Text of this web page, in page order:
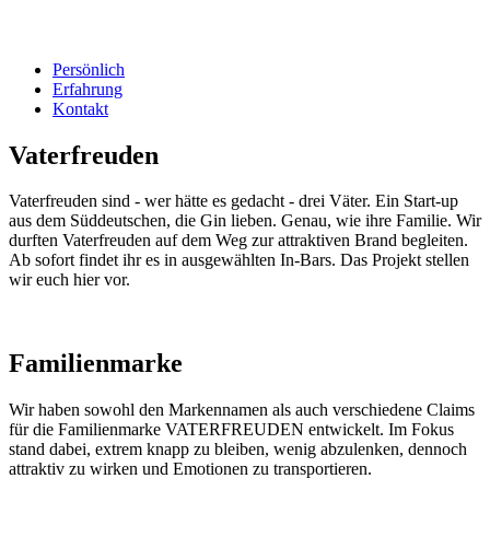
Persönlich
Erfahrung
Kontakt
Vaterfreuden
Vaterfreuden sind - wer hätte es gedacht - drei Väter. Ein Start-up
aus dem Süddeutschen, die Gin lieben. Genau, wie ihre Familie. Wir
durften Vaterfreuden auf dem Weg zur attraktiven Brand begleiten.
Ab sofort findet ihr es in ausgewählten In-Bars. Das Projekt stellen
wir euch hier vor.
Familienmarke
Wir haben sowohl den Markennamen als auch verschiedene Claims
für die Familienmarke VATERFREUDEN entwickelt. Im Fokus
stand dabei, extrem knapp zu bleiben, wenig abzulenken, dennoch
attraktiv zu wirken und Emotionen zu transportieren.